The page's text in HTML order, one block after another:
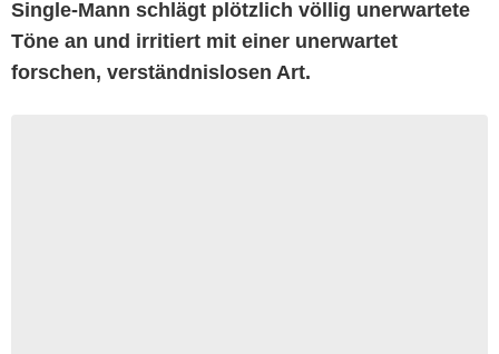
Single-Mann schlägt plötzlich völlig unerwartete
Töne an und irritiert mit einer unerwartet
forschen, verständnislosen Art.